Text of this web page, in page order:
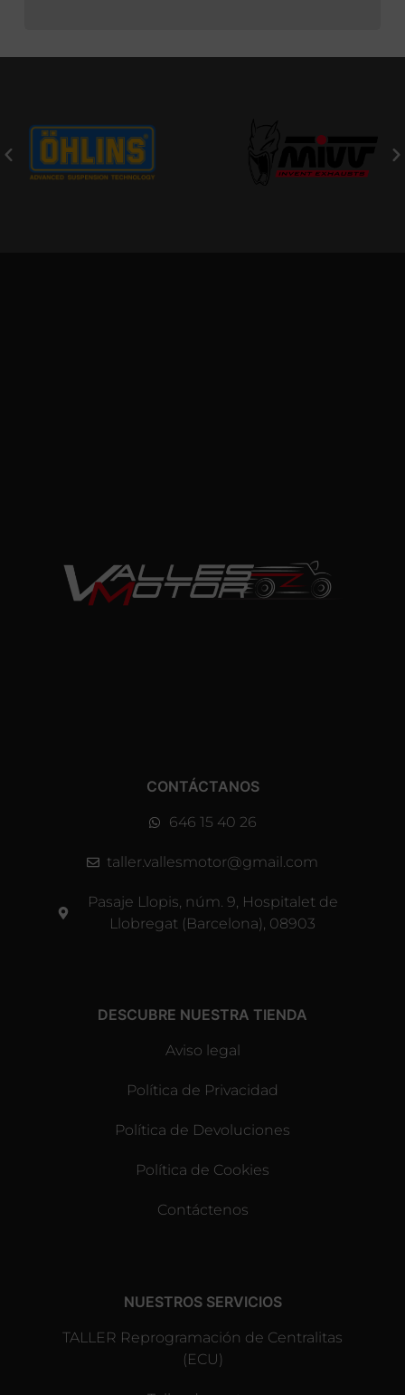
CONTÁCTANOS
646 15 40 26
taller.vallesmotor@gmail.com
Pasaje Llopis, núm. 9, Hospitalet de
Llobregat (Barcelona), 08903
DESCUBRE NUESTRA TIENDA
Aviso legal
Política de Privacidad
Política de Devoluciones
Política de Cookies
Contáctenos
NUESTROS SERVICIOS
TALLER Reprogramación de Centralitas
(ECU)